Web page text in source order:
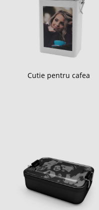
Cutie pentru cafea